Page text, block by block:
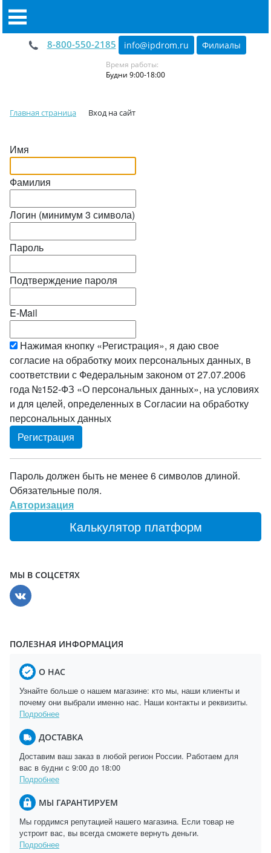
8-800-550-2185 info@ipdrom.ru Филиалы
Время работы:
Будни 9:00-18:00
Главная страница Вход на сайт
Имя
Фамилия
Логин (минимум 3 символа)
Пароль
Подтверждение пароля
E-Mail
Нажимая кнопку «Регистрация», я даю свое
согласие на обработку моих персональных данных, в
соответствии с Федеральным законом от 27.07.2006
года №152-ФЗ «О персональных данных», на условиях
и для целей, определенных в Согласии на обработку
персональных данных
Пароль должен быть не менее 6 символов длиной.
Обязательные поля.
Авторизация
Калькулятор платформ
МЫ В СОЦСЕТЯХ
ПОЛЕЗНАЯ ИНФОРМАЦИЯ
О НАС
Узнайте больше о нашем магазине: кто мы, наши клиенты и
почему они выбрали именно нас. Наши контакты и реквизиты.
Подробнее
ДОСТАВКА
Доставим ваш заказ в любой регион России. Работаем для
вас в будни с 9:00 до 18:00
Подробнее
МЫ ГАРАНТИРУЕМ
Мы гордимся репутацией нашего магазина. Если товар не
устроит вас, вы всегда сможете вернуть деньги.
Подробнее